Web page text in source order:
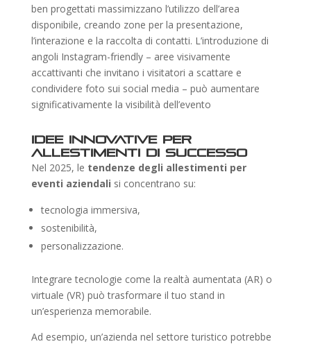
ben progettati massimizzano l’utilizzo dell’area
disponibile, creando zone per la presentazione,
l’interazione e la raccolta di contatti. L’introduzione di
angoli Instagram-friendly – aree visivamente
accattivanti che invitano i visitatori a scattare e
condividere foto sui social media – può aumentare
significativamente la visibilità dell’evento
Idee innovative per
allestimenti di successo
Nel 2025, le tendenze degli allestimenti per
eventi aziendali si concentrano su:
tecnologia immersiva,
sostenibilità,
personalizzazione.
Integrare tecnologie come la realtà aumentata (AR) o
virtuale (VR) può trasformare il tuo stand in
un’esperienza memorabile.
Ad esempio, un’azienda nel settore turistico potrebbe